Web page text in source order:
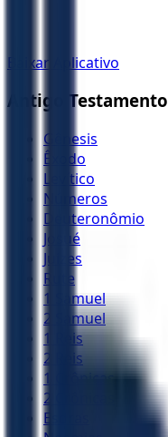
Baixar Aplicativo
Antigo Testamento
Gênesis
Êxodo
Levítico
Números
Deuteronômio
Josué
Juízes
Rute
1 Samuel
2 Samuel
1 Reis
2 Reis
1 Crônicas
2 Crônicas
Esdras